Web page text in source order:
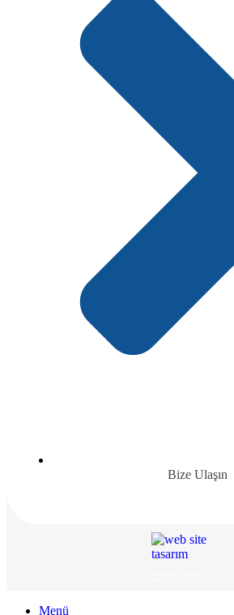
Bize Ulaşın
Menü